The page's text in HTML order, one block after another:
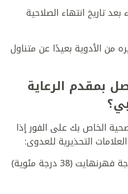
تاريخ انتهاء الصلاحية
من الأدوية بعيدًا عن متناول
بمقدم الرعاية
الخاص بك على الفور إذا
التحذيرية للعدوى: